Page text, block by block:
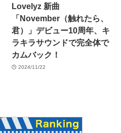
Lovelyz 新曲
「November（触れたら、
君）」デビュー10周年、キ
ラキラサウンドで完全体で
カムバック！
2024/11/22